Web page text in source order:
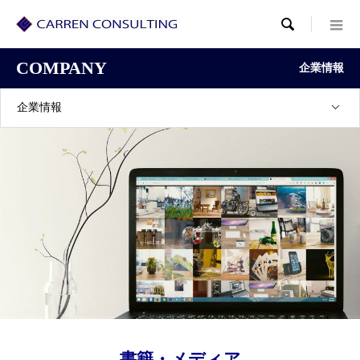

COMPANY 企業情報
企業情報